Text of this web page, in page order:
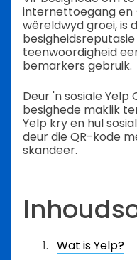
internettoegang en
wêreldwyd groei, is
teenwoordigheid
bemarkers gebruik.
Deur 'n sosiale Yelp
besighede maklik
Yelp kry en hul
deur die QR-kode
skandeer.
Wat is Yelp?